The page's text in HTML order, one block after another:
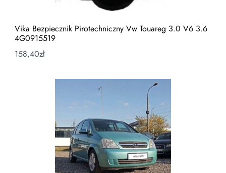
Vika Bezpiecznik Pirotechniczny Vw Touareg 3.0 V6 3.6
4G0915519
158,40zł